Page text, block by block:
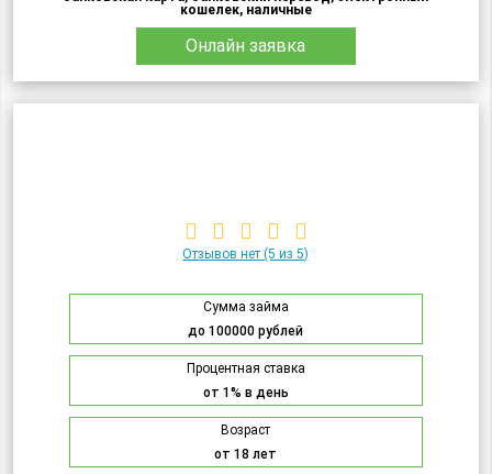
кошелек, наличные
Онлайн заявка
Отзывов нет (5 из 5)
Сумма займа
до 100000 рублей
Процентная ставка
от 1% в день
Возраст
от 18 лет